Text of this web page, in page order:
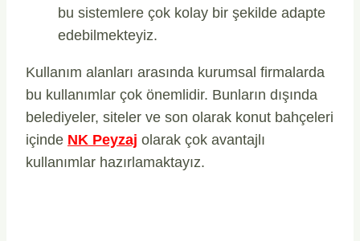
bu sistemlere çok kolay bir şekilde adapte
edebilmekteyiz.
Kullanım alanları arasında kurumsal firmalarda
bu kullanımlar çok önemlidir. Bunların dışında
belediyeler, siteler ve son olarak konut bahçeleri
içinde NK Peyzaj olarak çok avantajlı
kullanımlar hazırlamaktayız.